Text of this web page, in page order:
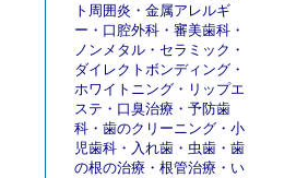
ト周囲炎 ・ 金属アレルギ
ー ・ 口腔外科 ・ 審美歯科 ・
ノンメタル ・ セラミック ・
ダイレクトボンディング ・
ホワイトニング ・ リップエ
ステ ・ 口臭治療 ・ 予防歯
科 ・ 歯のクリーニング ・ 小
児歯科 ・ 入れ歯 ・ 虫歯 ・ 歯
の根の治療 ・ 根管治療 ・ い